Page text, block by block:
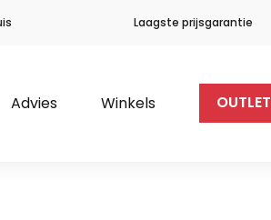
Laagste prijsgarantie
Advies Winkels OUTLET